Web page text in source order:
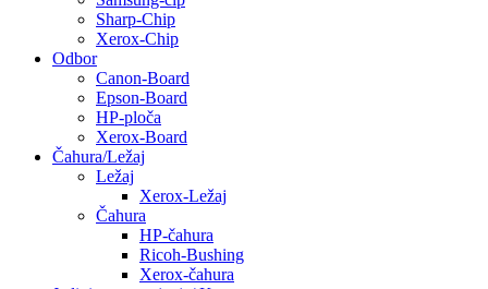
Sharp-Chip
Xerox-Chip
Odbor
Canon-Board
Epson-Board
HP-ploča
Xerox-Board
Čahura/Ležaj
Ležaj
Xerox-Ležaj
Čahura
HP-čahura
Ricoh-Bushing
Xerox-čahura